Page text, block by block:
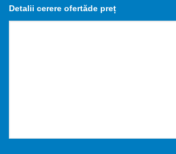
Detalii cerere ofertăde preț